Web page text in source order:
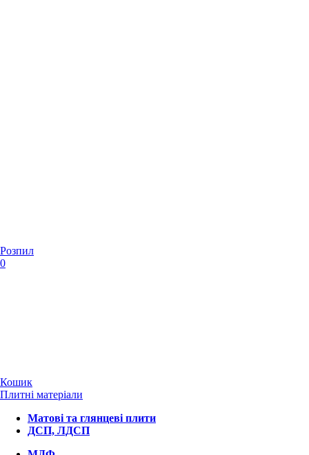
Розпил
0
Кошик
Плитні матеріали
Матові та глянцеві плити
ДСП, ЛДСП